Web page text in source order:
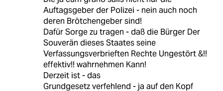
Auftagsgeber der Polizei - nein auch noch
deren Brötchengeber sind!
Dafür Sorge zu tragen - daß die Bürger Der
Souverän dieses Staates seine
Verfassungsverbrieften Rechte Ungestört &!!
effektiv!! wahrnehmen Kann!
Derzeit ist - das
Grundgesetz verfehlend - ja auf den Kopf